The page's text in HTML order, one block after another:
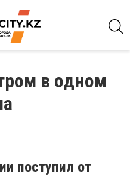
в одном
поступил от